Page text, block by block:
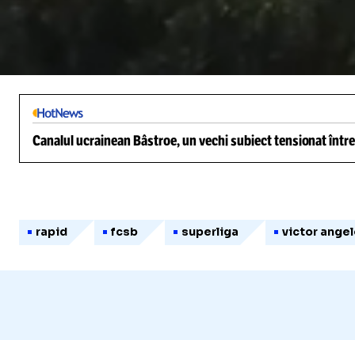
Canalul ucrainean Bâstroe, un vechi subiect tensionat
rapid fcsb superliga victor